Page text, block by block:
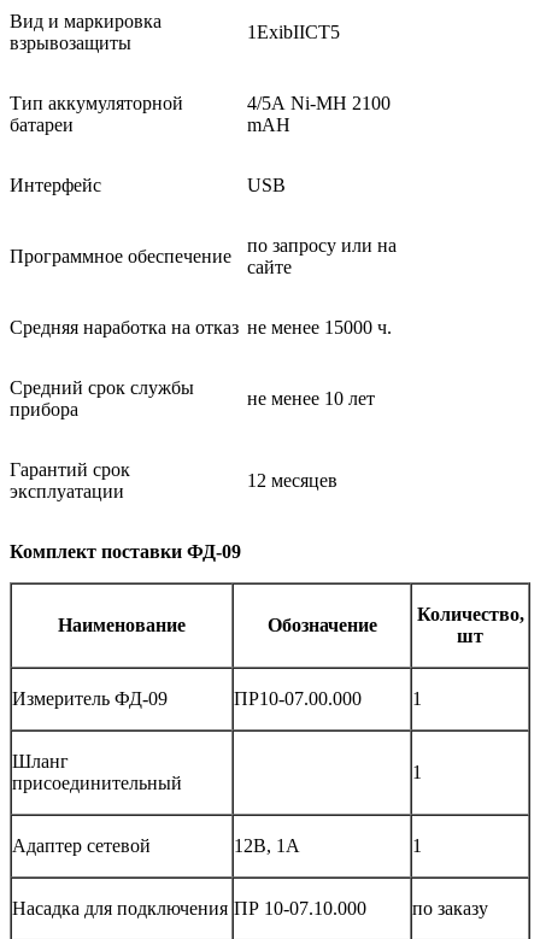
Вид и маркировка
взрывозащиты
1ExibIICT5
Тип аккумуляторной
батареи
4/5А Ni-MH 2100
mAH
Интерфейс USB
Программное обеспечение
по запросу или на
сайте
Средняя наработка на отказ не менее 15000 ч.
Средний срок службы
прибора
не менее 10 лет
Гарантий срок
эксплуатации
12 месяцев
Комплект поставки ФД-09
Наименование Обозначение
Количество,
шт
Измеритель ФД-09 ПР10-07.00.000 1
Шланг
присоединительный
1
Адаптер сетевой 12В, 1А 1
Насадка для подключения ПР 10-07.10.000 по заказу